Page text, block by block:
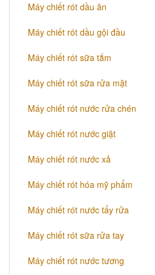
Máy chiết rót dầu ăn
Máy chiết rót dầu gội đầu
Máy chiết rót sữa tắm
Máy chiết rót sữa rửa mặt
Máy chiết rót nước rửa chén
Máy chiết rót nước giặt
Máy chiết rót nước xả
Máy chiết rót hóa mỹ phẩm
Máy chiết rót nước tẩy rửa
Máy chiết rót sữa rửa tay
Máy chiết rót nước tương